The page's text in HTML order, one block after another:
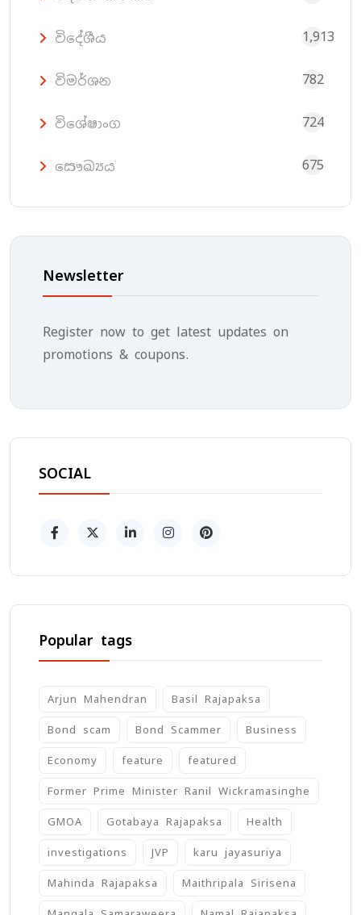
විදේශීය 1,913
විමර්ශන 782
විශේෂාංග 724
සෞඛ්‍යය 675
Newsletter
Register now to get latest updates on
promotions & coupons.
SOCIAL
Popular tags
Arjun Mahendran Basil Rajapaksa
Bond scam Bond Scammer Business
Economy feature featured
Former Prime Minister Ranil Wickramasinghe
GMOA Gotabaya Rajapaksa Health
investigations JVP karu jayasuriya
Mahinda Rajapaksa Maithripala Sirisena